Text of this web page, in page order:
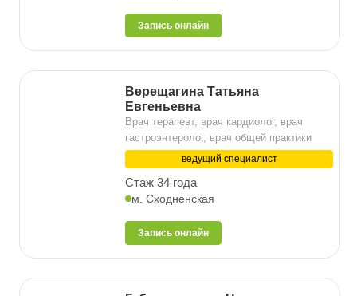
Запись онлайн
Верещагина Татьяна
Евгеньевна
Врач терапевт, врач кардиолог, врач
гастроэнтеролог, врач общей практики
ведущий специалист
Стаж 34 года
м. Сходненская
Запись онлайн